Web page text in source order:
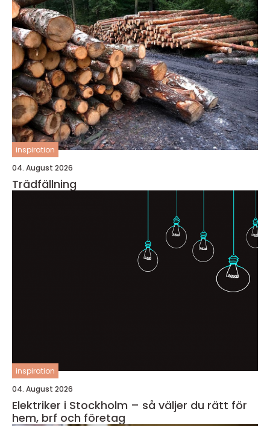
inspiration
04. August 2026
Trädfällning
inspiration
04. August 2026
Elektriker i Stockholm – så väljer du rätt för
hem, brf och företag